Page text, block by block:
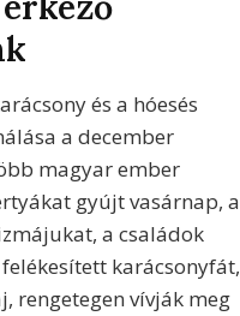
és a hóesés
a december
magyar ember
gyújt vasárnap, a
a családok
karácsonyfát,
rengetegen vívják meg